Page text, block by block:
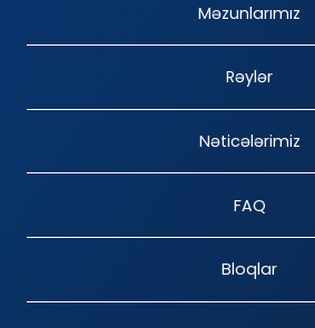
Məzunlarımız
Rəylər
Nəticələrimiz
FAQ
Bloqlar